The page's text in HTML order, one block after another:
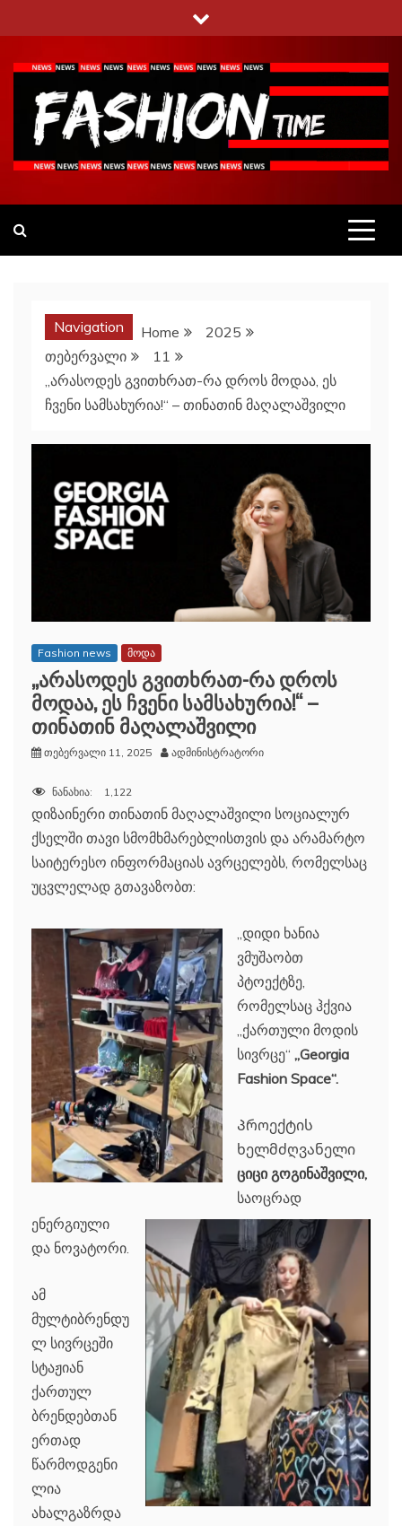
to
content
Navigation Home
2025
თებერვალი
11
„არასოდეს გვითხრათ-რა დროს მოდაა, ეს
ჩვენი სამსახურია!“ – თინათინ მაღალაშვილი
Fashion news მოდა
„არასოდეს გვითხრათ-რა დროს
მოდაა, ეს ჩვენი სამსახურია!“ –
თინათინ მაღალაშვილი
თებერვალი 11, 2025 ადმინისტრატორი
ნანახია: 1,122
დიზაინერი თინათინ მაღალაშვილი სოციალურ
ქსელში თავი სმომხმარებლისთვის და არამარტო
საიტერესო ინფორმაციას ავრცელებს, რომელსაც
უცვლელად გთავაზობთ:
„დიდი ხანია
ვმუშაობთ
პტოექტზე,
რომელსაც ჰქვია
„ქართული მოდის
სივრცე“ „Georgia
Fashion Space“.
Პროექტის
ხელმძღვანელი
ციცი გოგინაშვილი,
საოცრად
ენერგიული
და ნოვატორი.
ამ
მულტიბრენდუ
ლ სივრცეში
სტაჟიან
ქართულ
ბრენდებთან
ერთად
წარმოდგენი
ლია
ახალგაზრდა